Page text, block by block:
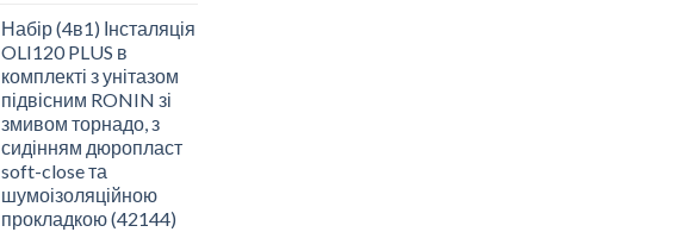
Набір (4в1) Інсталяція
OLI120 PLUS в
комплекті з унітазом
підвісним RONIN зі
змивом торнадо, з
сидінням дюропласт
soft-close та
шумоізоляційною
прокладкою (42144)